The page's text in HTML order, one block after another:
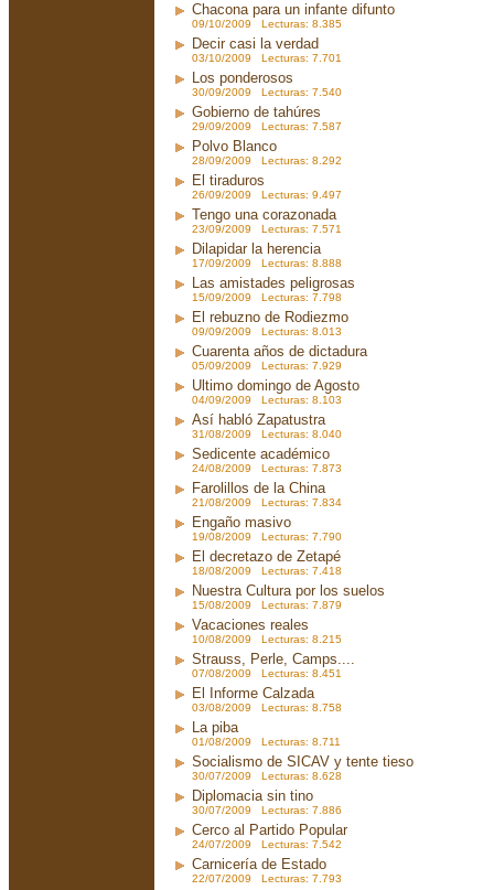
Chacona para un infante difunto
09/10/2009 Lecturas: 8.385
Decir casi la verdad
03/10/2009 Lecturas: 7.701
Los ponderosos
30/09/2009 Lecturas: 7.540
Gobierno de tahúres
29/09/2009 Lecturas: 7.587
Polvo Blanco
28/09/2009 Lecturas: 8.292
El tiraduros
26/09/2009 Lecturas: 9.497
Tengo una corazonada
23/09/2009 Lecturas: 7.571
Dilapidar la herencia
17/09/2009 Lecturas: 8.888
Las amistades peligrosas
15/09/2009 Lecturas: 7.798
El rebuzno de Rodiezmo
09/09/2009 Lecturas: 8.013
Cuarenta años de dictadura
05/09/2009 Lecturas: 7.929
Ultimo domingo de Agosto
04/09/2009 Lecturas: 8.103
Así habló Zapatustra
31/08/2009 Lecturas: 8.040
Sedicente académico
24/08/2009 Lecturas: 7.873
Farolillos de la China
21/08/2009 Lecturas: 7.834
Engaño masivo
19/08/2009 Lecturas: 7.790
El decretazo de Zetapé
18/08/2009 Lecturas: 7.418
Nuestra Cultura por los suelos
15/08/2009 Lecturas: 7.879
Vacaciones reales
10/08/2009 Lecturas: 8.215
Strauss, Perle, Camps....
07/08/2009 Lecturas: 8.451
El Informe Calzada
03/08/2009 Lecturas: 8.758
La piba
01/08/2009 Lecturas: 8.711
Socialismo de SICAV y tente tieso
30/07/2009 Lecturas: 8.628
Diplomacia sin tino
30/07/2009 Lecturas: 7.886
Cerco al Partido Popular
24/07/2009 Lecturas: 7.542
Carnicería de Estado
22/07/2009 Lecturas: 7.793